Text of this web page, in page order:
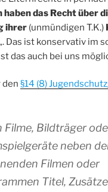
haben das Recht über
ihrer (unmündigen T.K.)
Das ist konservativ im
das auch bei uns
den §14 (8)
Filme, Bildträger
neben
Filmen oder
Titel,